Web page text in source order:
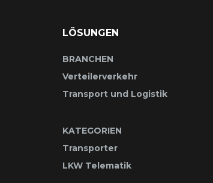
LÖSUNGEN
BRANCHEN
Verteilerverkehr
Transport und Logistik
KATEGORIEN
Transporter
LKW Telematik